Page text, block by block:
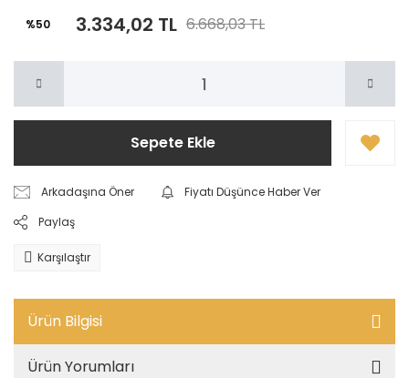
%50 3.334,02 TL 6.668,03 TL
Sepete Ekle
Arkadaşına Öner
Fiyatı Düşünce Haber Ver
Paylaş
Karşılaştır
Ürün Bilgisi
Ürün Yorumları